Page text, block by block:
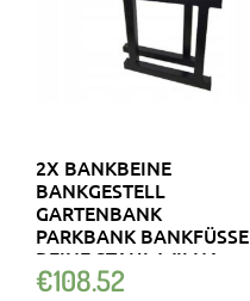
2X BANKBEINE
BANKGESTELL
GARTENBANK
PARKBANK BANKFÜSSE B
EINE STAHL WILNA S
CHWARZ 7195
€108.52